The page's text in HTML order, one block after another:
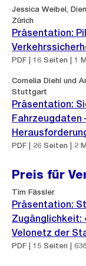
Jessica Weibel,
Zürich
Präsentation:
PDF | 16 Seiten | 1
Cornelia Diehl und
Stuttgart
Präsentation:
Fahrzeugdaten
PDF | 26 Seiten | 2
Preis für
Tim Fässler
Präsentation:
Zugänglichkeit:
Velonetz der
PDF | 15 Seiten |